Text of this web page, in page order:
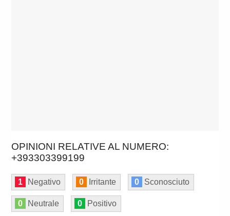
OPINIONI RELATIVE AL NUMERO:
+393303399199
1 Negativo 0 Irritante 0 Sconosciuto
0 Neutrale 0 Positivo